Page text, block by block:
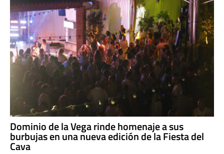
Dominio de la Vega rinde homenaje a sus
burbujas en una nueva edición de la Fiesta del
Cava